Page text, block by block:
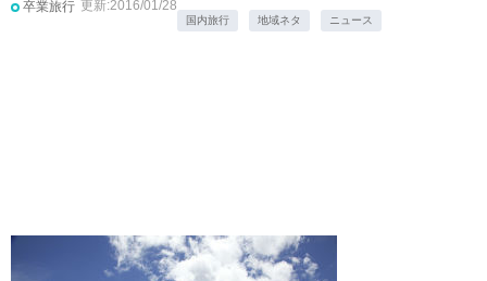
卒業旅行 更新:2016/01/28
国内旅行 地域ネタ ニュース